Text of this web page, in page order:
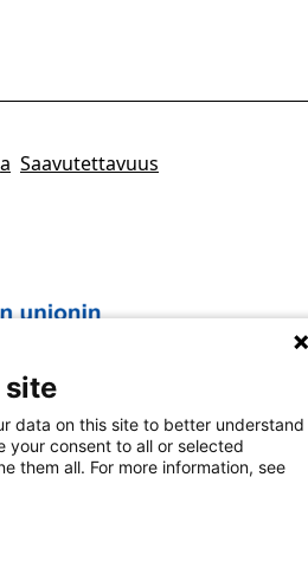
Saavutettavuus
site
data on this site to better understand
your consent to all or selected
them all. For more information, see